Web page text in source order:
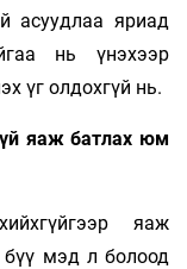
асуудлаа яриад
нь үнэхээр
үг олдохгүй нь.
яаж батлах юм
яаж
мэд л болоод